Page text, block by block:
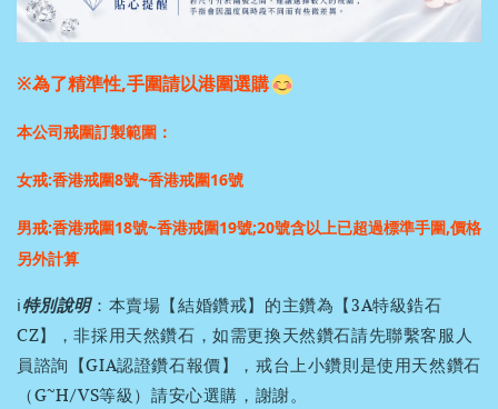
※為了精準性,手圍請以港圍選購
本公司戒圍訂製範圍：
女戒:香港戒圍8號~香港戒圍16號
男戒:香港戒圍18號~香港戒圍19號;20號含以上已超過標準手圍,價格
另外計算
ℹ️特別說明：本賣場【結婚鑽戒】的主鑽為【3A特級鋯石
CZ】，非採用天然鑽石，如需更換天然鑽石請先聯繫客服人
員諮詢【GIA認證鑽石報價】，戒台上小鑽則是使用天然鑽石
（G~H/VS等級）請安心選購，謝謝。